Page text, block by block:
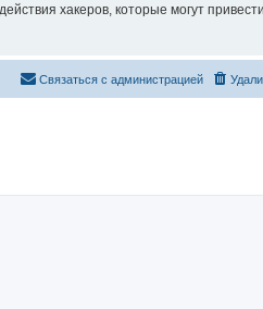
хакеров, которые могут
Связаться с администрацией